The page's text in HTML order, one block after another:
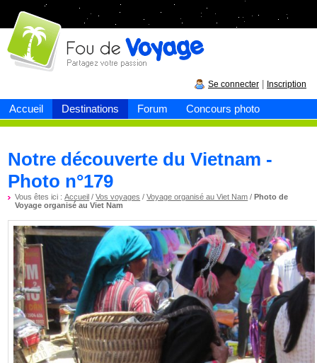
Accueil Destinations Forum Concours photo
Fou devoyage
Se connecter Inscription
Notre découverte du Vietnam -
Photo n°179
Vous êtes ici :Accueil /Vos voyages /Voyage organisé au Viet Nam /Photo de
Voyage organisé au Viet Nam